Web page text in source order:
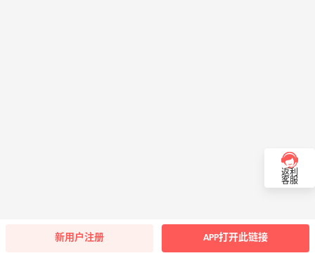
返利
客服
新用户注册 APP打开此链接